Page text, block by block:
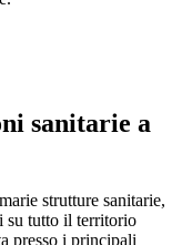
sanitarie a
strutture sanitarie,
su tutto il territorio
presso i principali